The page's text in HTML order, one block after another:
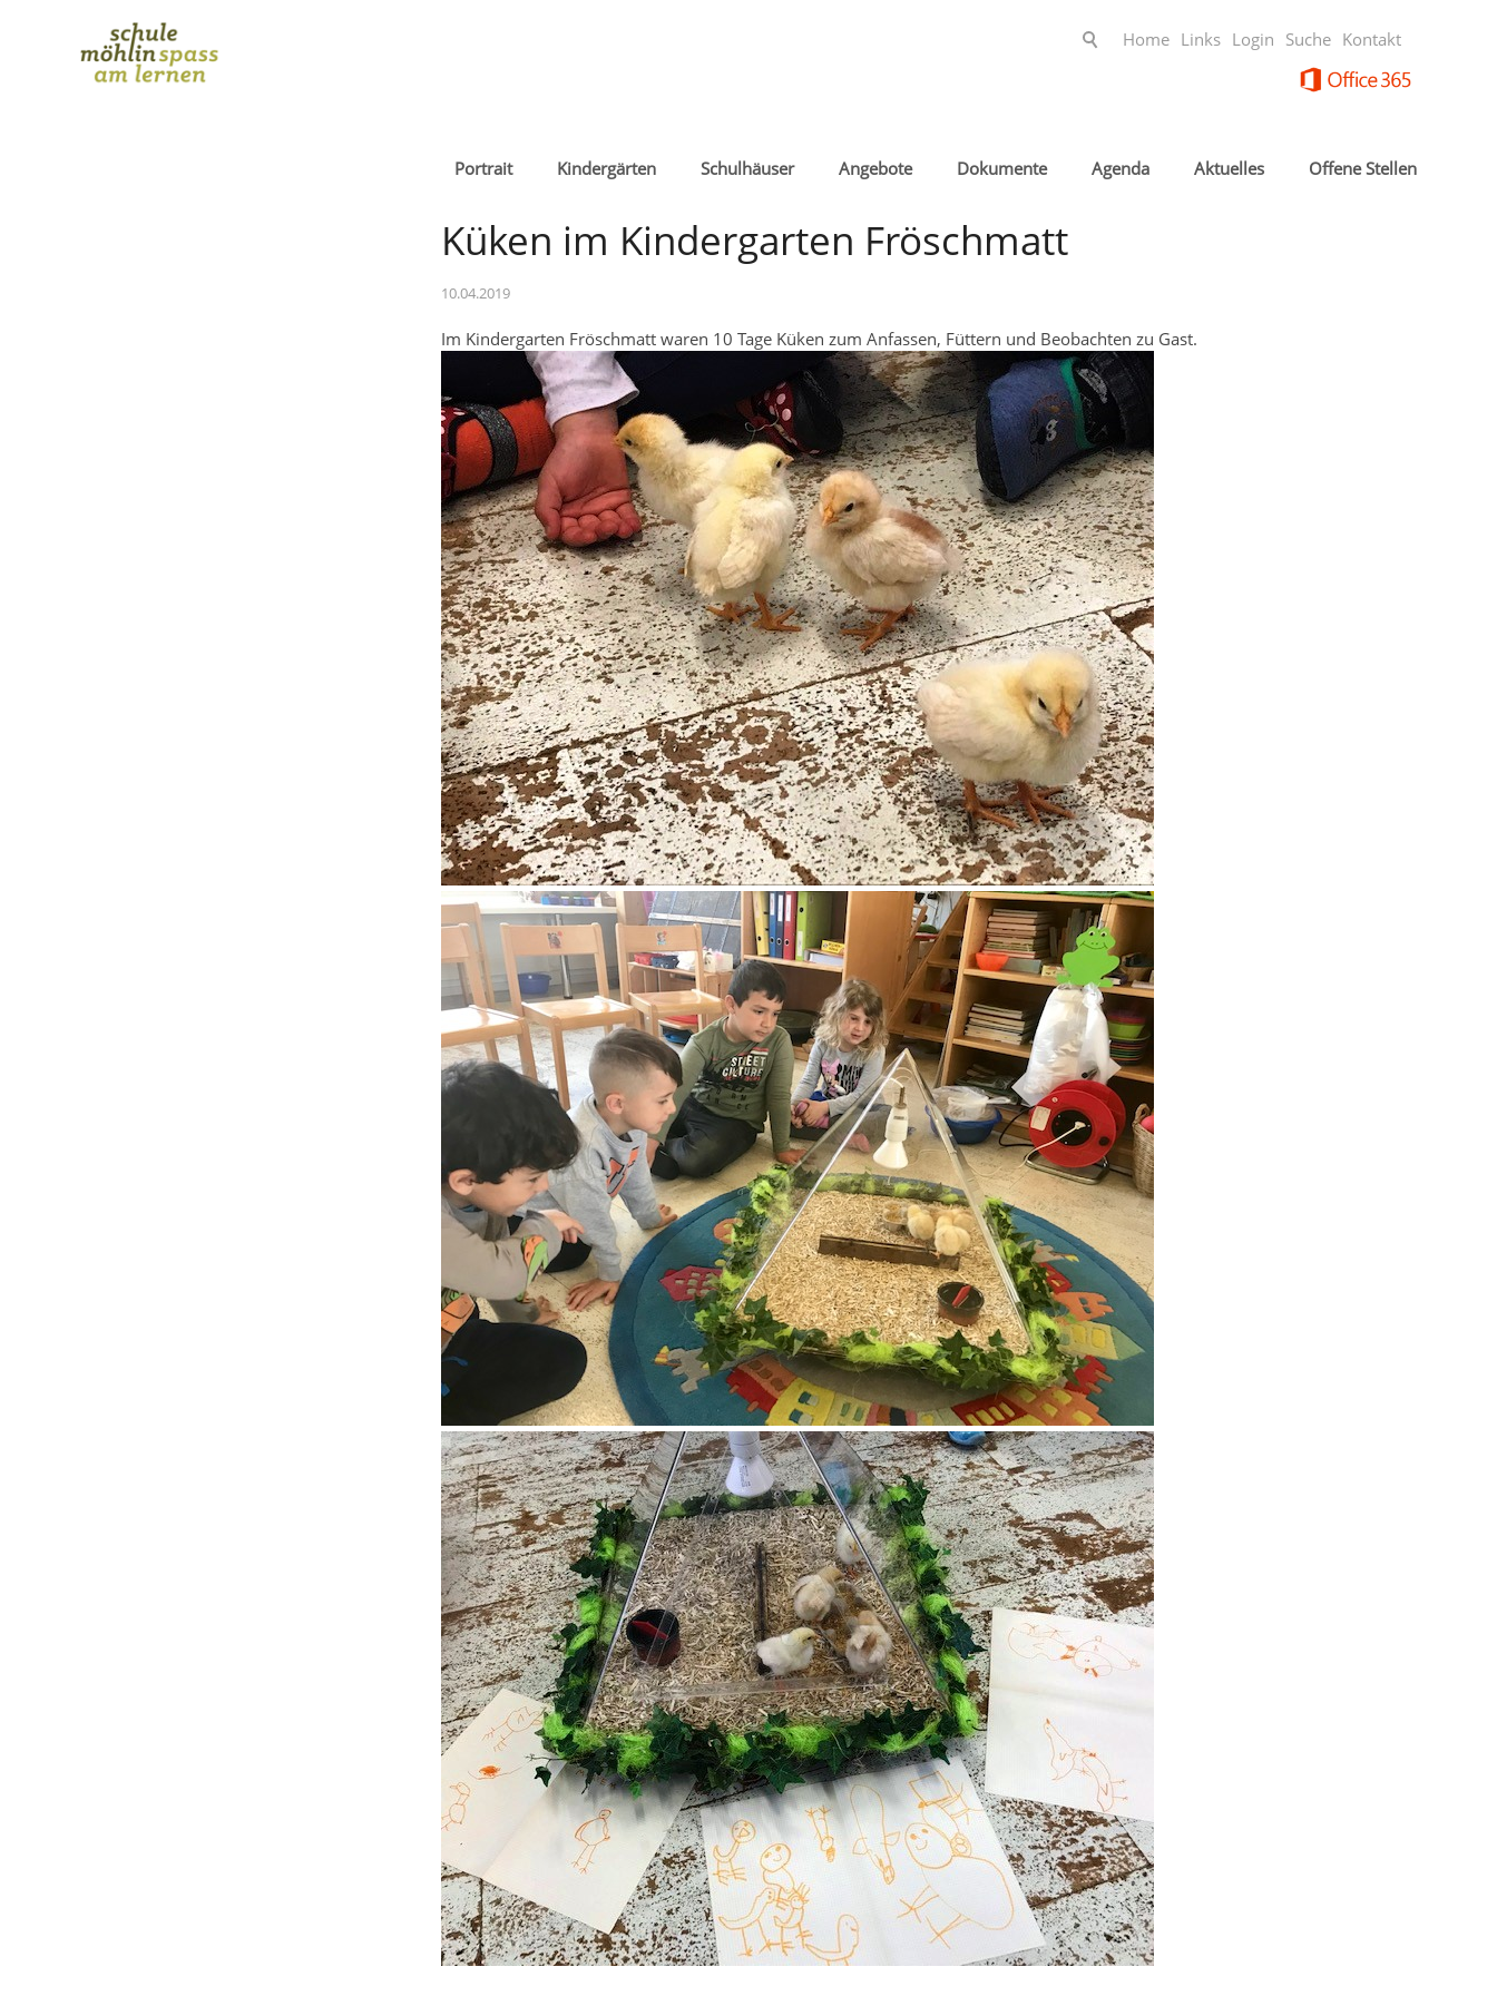
Home Links Login Suche Kontakt
Portrait Kindergärten Schulhäuser Angebote Dokumente Agenda Aktuelles Offene Stellen
Küken im Kindergarten Fröschmatt
10.04.2019
Im Kindergarten Fröschmatt waren 10 Tage Küken zum Anfassen, Füttern und Beobachten zu Gast.